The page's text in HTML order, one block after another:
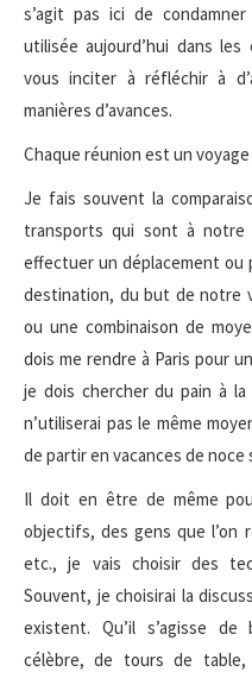
s’agit pas ici de
utilisée aujourd’hui dans les
vous inciter à réfléchir à
manières d’avances.
Chaque réunion est un voyage
Je fais souvent la
transports qui sont à notre
effectuer un déplacement ou
destination, du but de notre
ou une combinaison de
dois me rendre à Paris pour
je dois chercher du pain à
n’utiliserai pas le même
de partir en vacances de
Il doit en être de même
objectifs, des gens que l’on
etc., je vais choisir des
Souvent, je choisirai la
existent. Qu’il s’agisse
célèbre, de tours de